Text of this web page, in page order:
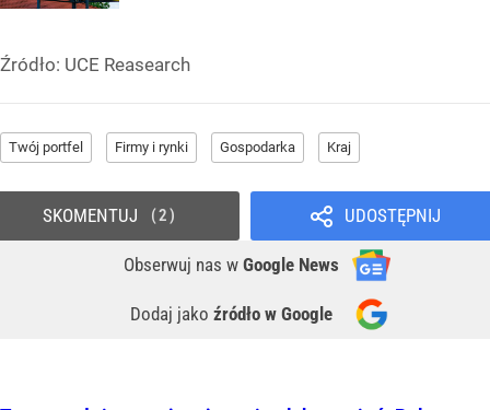
Źródło: UCE Reasearch
Twój portfel Firmy i rynki Gospodarka Kraj
UDOSTĘPNIJ
Obserwuj nas w Google News
Dodaj jako źródło w Google
SKOMENTUJ 2